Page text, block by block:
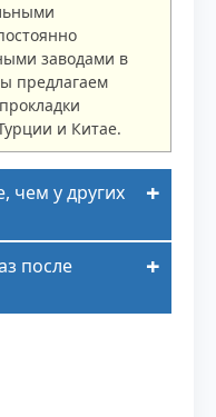
заводами в
предлагаем
и Китае.
чем у других
после